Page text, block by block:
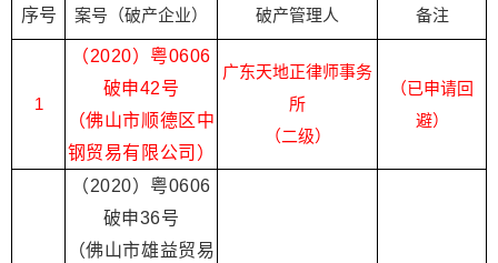
序号 案号（破产企业） 破产管理人 备注
1
（2020）粤0606
破申42号
（佛山市顺德区中
钢贸易有限公司）
广东天地正律师事务
所
（二级）
（已申请回
避）
（2020）粤0606
破申36号
（佛山市雄益贸易